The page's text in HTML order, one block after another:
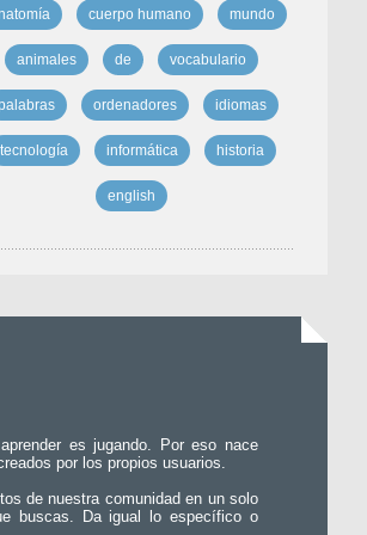
cuerpo humano mundo
animales de vocabulario
ordenadores idiomas
tecnología informática historia
english
es jugando. Por eso nace
por los propios usuarios.
de nuestra comunidad en un solo
buscas. Da igual lo específico o